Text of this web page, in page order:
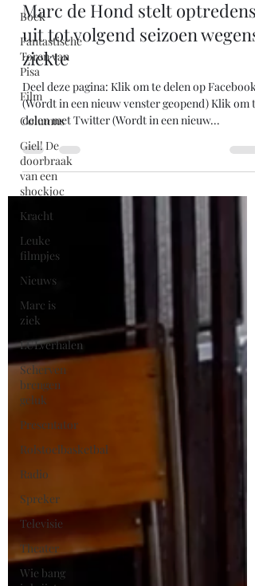
Boek
Fantastische
Toren van
Pisa
Film
Columns
Giel! De
doorbraak
van een
shockjoc
Kracht
Leuke
filmpjes
Nieuws
Marc is
ziek
LULverhalen
Scherven
brengen
geluk
Presentator
Rolstoelbasketbal
Radio
Spreker
Televisie
Theater
Wie bang
Marc de Hond stelt optredens
uit tot volgend seizoen wegens
ziekte
Deel deze pagina: Klik om te delen op Facebook
(Wordt in een nieuw venster geopend) Klik om te
delen met Twitter (Wordt in een nieuw...